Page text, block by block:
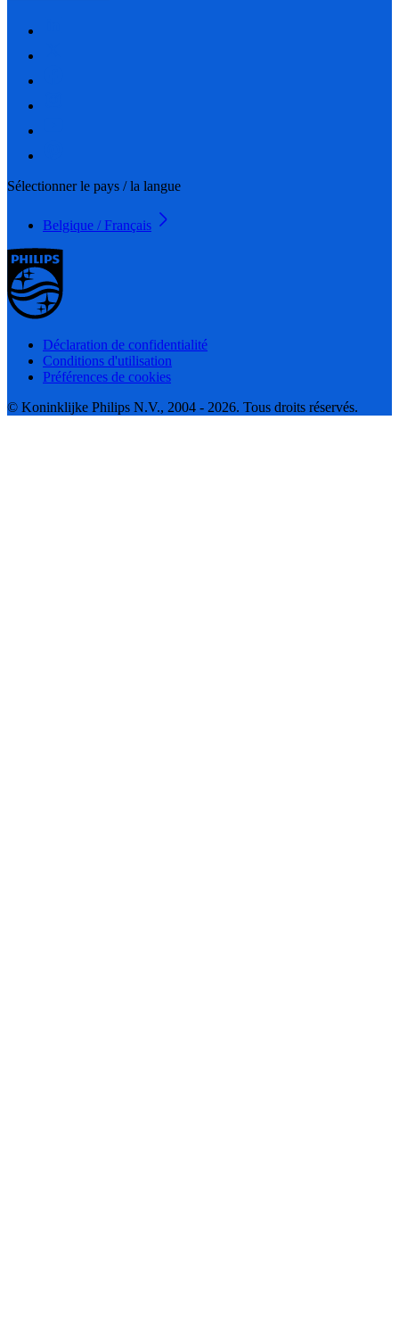
Sélectionner le pays / la langue
Belgique / Français
Déclaration de confidentialité
Conditions d'utilisation
Préférences de cookies
© Koninklijke Philips N.V., 2004 - 2026. Tous droits réservés.